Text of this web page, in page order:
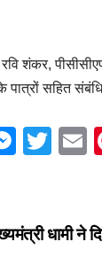
शंकर,
पात्रों सहित
M
e
T
er
धामी